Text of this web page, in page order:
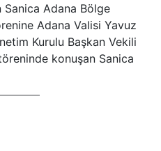
Adana Bölge
Adana Valisi Yavuz
Kurulu Başkan Vekili
konuşan Sanica